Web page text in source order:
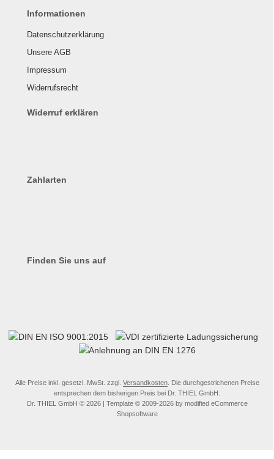
Informationen
Datenschutzerklärung
Unsere AGB
Impressum
Widerrufsrecht
Widerruf erklären
Zahlarten
Finden Sie uns auf
Alle Preise inkl. gesetzl. MwSt. zzgl. Versandkosten. Die durchgestrichenen Preise
entsprechen dem bisherigen Preis bei Dr. THIEL GmbH.
Dr. THIEL GmbH © 2026 | Template © 2009-2026 by modified eCommerce
Shopsoftware